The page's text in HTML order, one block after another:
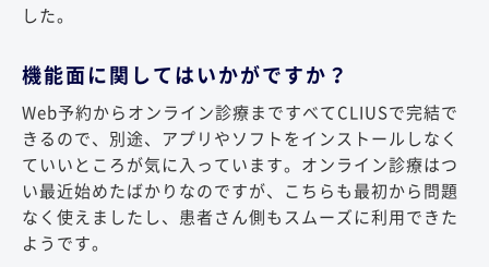
した。
機能面に関してはいかがですか？
Web予約からオンライン診療まですべてCLIUSで完結で
きるので、別途、アプリやソフトをインストールしなく
ていいところが気に入っています。オンライン診療はつ
い最近始めたばかりなのですが、こちらも最初から問題
なく使えましたし、患者さん側もスムーズに利用できた
ようです。